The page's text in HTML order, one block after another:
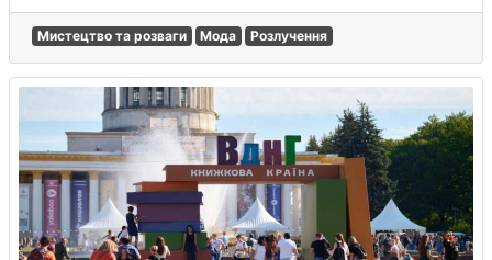
Мистецтво та розваги Мода Розлучення